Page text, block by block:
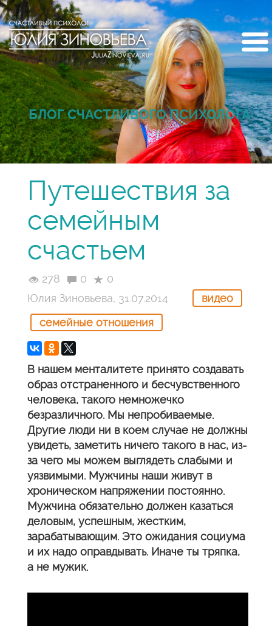
БЛОГ СЧАСТЛИВОГО ПСИХОЛОГА
Путешествия за
семейным
счастьем
278 0
0
Юлия Зиновьева, 31.07.2014
видео
семейные отношения
В нашем менталитете принято создавать
образ отстраненного и бесчувственного
человека, такого немножечко
безразличного. Мы непробиваемые.
Другие люди ни в коем случае не должны
увидеть, заметить ничего такого в нас, из-
за чего мы можем выглядеть слабыми и
уязвимыми. Мужчины наши живут в
хроническом напряжении постоянно.
Мужчина обязательно должен казаться
деловым, успешным, жестким,
зарабатывающим. Это ожидания социума
и их надо оправдывать. Иначе ты тряпка,
а не мужик.